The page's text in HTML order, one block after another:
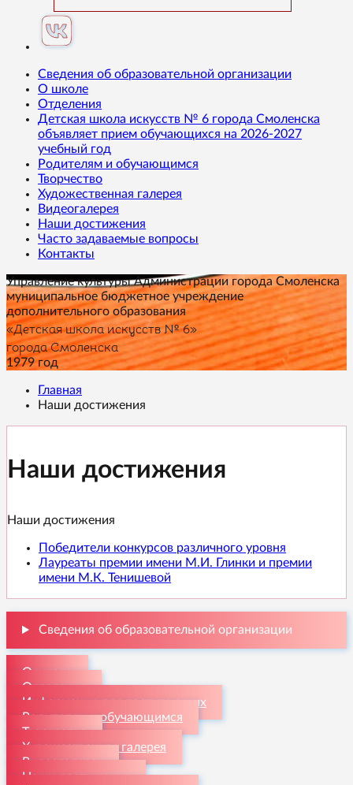
Сведения об образовательной организации
О школе
Отделения
Детская школа искусств № 6 города Смоленска
объявляет прием обучающихся на 2026-2027
учебный год
Родителям и обучающимся
Творчество
Художественная галерея
Видеогалерея
Наши достижения
Часто задаваемые вопросы
Контакты
Управление культуры Администрации города Смоленска
муниципальное бюджетное учреждение
дополнительного образования
«Детская школа искусств № 6»
города Смоленска
1979 год
Главная
Наши достижения
Наши достижения
Наши достижения
Победители конкурсов различного уровня
Лауреаты премии имени М.И. Глинки и премии
имени М.К. Тенишевой
Сведения об образовательной организации
О школе
Отделения
Информация для поступающих
Родителям и обучающимся
Творчество
Художественная галерея
Видеогалерея
Наши достижения